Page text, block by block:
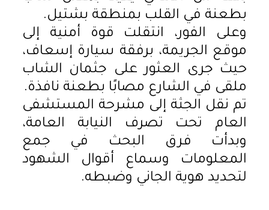
بطعنة في القلب بمنطقة بشتيل.
وعلى الفور، انتقلت قوة أمنية إلى
موقع الجريمة، برفقة سيارة إسعاف،
حيث جرى العثور على جثمان الشاب
ملقى في الشارع مصابًا بطعنة نافذة.
تم نقل الجثة إلى مشرحة المستشفى
العام تحت تصرف النيابة العامة،
وبدأت فرق البحث في جمع
المعلومات وسماع أقوال الشهود
لتحديد هوية الجاني وضبطه.